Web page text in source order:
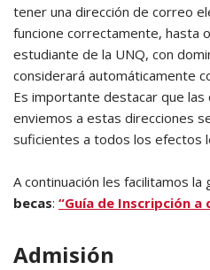
tener una dirección de correo
funcione correctamente, hasta
estudiante de la UNQ, con
considerará automáticamente
Es importante destacar que las
enviemos a estas direcciones
suficientes a todos los efectos
A continuación les facilitamos la
becas: “Guía de Inscripción
Admisión